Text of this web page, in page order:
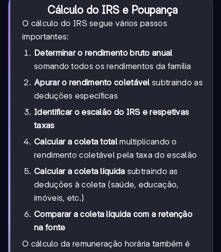
Cálculo do IRS e Poupança
O cálculo do IRS segue vários passos
importantes:
Determinar o rendimento bruto anual
somando todos os rendimentos da família
Apurar o rendimento coletável subtraindo as
deduções específicas
Identificar o escalão do IRS e respetivas
taxas
Calcular a coleta totalmultiplicando o
rendimento coletável pela taxa do escalão
Calcular a coleta líquida subtraindo as
deduções à coleta (saúde, educação,
imóveis, etc.)
Comparar a coleta líquida com a retenção
na fonte
O cálculo da remuneração horária também é